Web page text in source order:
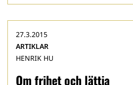
Om frihet och lättja
27.3.2015
ARTIKLAR
HENRIK HU